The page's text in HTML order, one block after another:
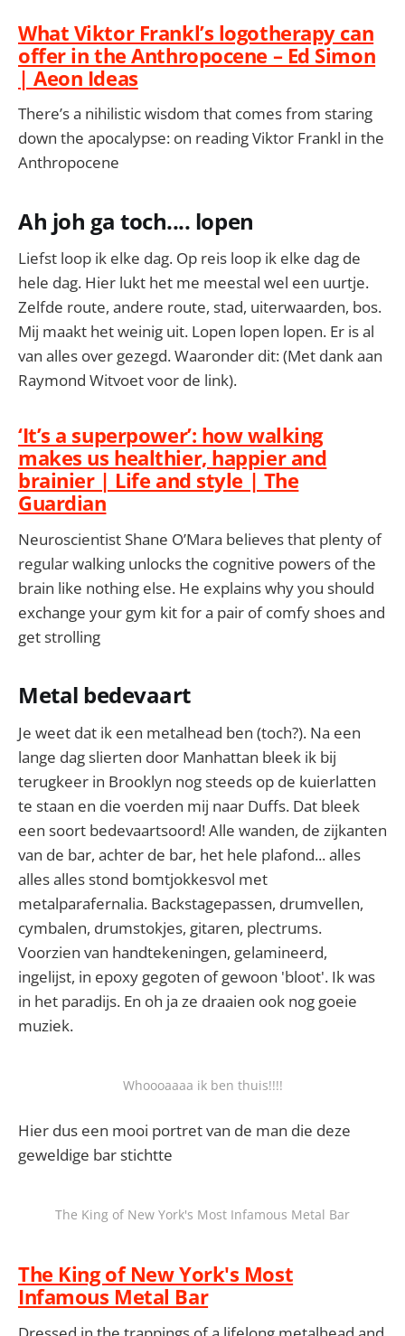
What Viktor Frankl’s logotherapy can
offer in the Anthropocene – Ed Simon
| Aeon Ideas
There’s a nihilistic wisdom that comes from staring
down the apocalypse: on reading Viktor Frankl in the
Anthropocene
Ah joh ga toch.... lopen
Liefst loop ik elke dag. Op reis loop ik elke dag de
hele dag. Hier lukt het me meestal wel een uurtje.
Zelfde route, andere route, stad, uiterwaarden, bos.
Mij maakt het weinig uit. Lopen lopen lopen. Er is al
van alles over gezegd. Waaronder dit: (Met dank aan
Raymond Witvoet voor de link).
‘It’s a superpower’: how walking
makes us healthier, happier and
brainier | Life and style | The
Guardian
Neuroscientist Shane O’Mara believes that plenty of
regular walking unlocks the cognitive powers of the
brain like nothing else. He explains why you should
exchange your gym kit for a pair of comfy shoes and
get strolling
Metal bedevaart
Je weet dat ik een metalhead ben (toch?). Na een
lange dag slierten door Manhattan bleek ik bij
terugkeer in Brooklyn nog steeds op de kuierlatten
te staan en die voerden mij naar Duffs. Dat bleek
een soort bedevaartsoord! Alle wanden, de zijkanten
van de bar, achter de bar, het hele plafond... alles
alles alles stond bomtjokkesvol met
metalparafernalia. Backstagepassen, drumvellen,
cymbalen, drumstokjes, gitaren, plectrums.
Voorzien van handtekeningen, gelamineerd,
ingelijst, in epoxy gegoten of gewoon 'bloot'. Ik was
in het paradijs. En oh ja ze draaien ook nog goeie
muziek.
Whoooaaaa ik ben thuis!!!!
Hier dus een mooi portret van de man die deze
geweldige bar stichtte
The King of New York's Most Infamous Metal Bar
The King of New York's Most
Infamous Metal Bar